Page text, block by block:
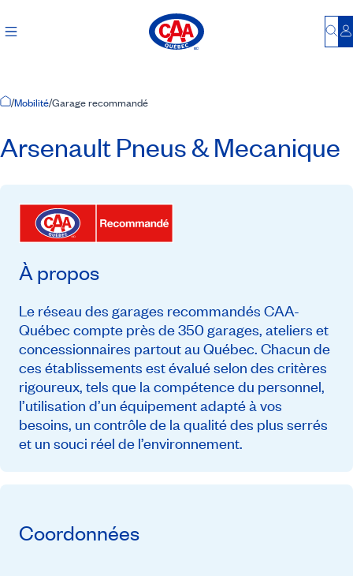
Accueil
/Mobilité/Garage recommandé
Arsenault Pneus & Mecanique
À propos
Le réseau des garages recommandés CAA-
Québec compte près de 350 garages, ateliers et
concessionnaires partout au Québec. Chacun de
ces établissements est évalué selon des critères
rigoureux, tels que la compétence du personnel,
l’utilisation d’un équipement adapté à vos
besoins, un contrôle de la qualité des plus serrés
et un souci réel de l’environnement.
Coordonnées